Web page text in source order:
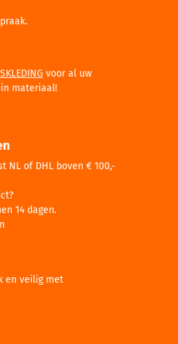
voor al uw
materiaal!
NL of DHL boven € 100,-
14 dagen.
en veilig met